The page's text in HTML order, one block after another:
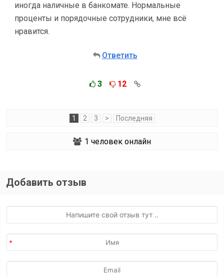
иногда наличные в банкомате. Нормальные
проценты и порядочные сотрудники, мне всё
нравится.
Ответить
3 12
1 2 3 > Последняя
1 человек онлайн
Добавить отзыв